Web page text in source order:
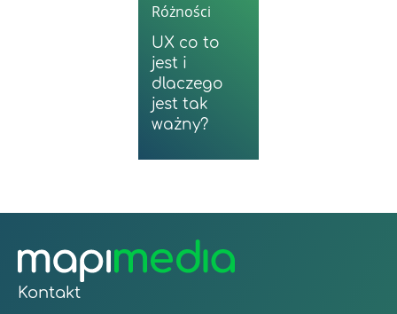
Różności
UX co to
jest i
dlaczego
jest tak
ważny?
Kontakt